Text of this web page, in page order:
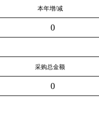
本年增/减
0
采购总金额
0